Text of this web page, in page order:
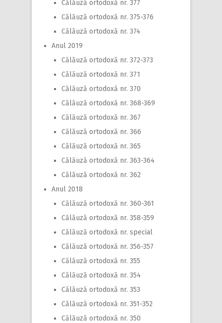
Călăuză ortodoxă nr. 377
Călăuză ortodoxă nr. 375-376
Călăuză ortodoxă nr. 374
Anul 2019
Călăuză ortodoxă nr. 372-373
Călăuză ortodoxă nr. 371
Călăuză ortodoxă nr. 370
Călăuză ortodoxă nr. 368-369
Călăuză ortodoxă nr. 367
Călăuză ortodoxă nr. 366
Călăuză ortodoxă nr. 365
Călăuză ortodoxă nr. 363-364
Călăuză ortodoxă nr. 362
Anul 2018
Călăuză ortodoxă nr. 360-361
Călăuză ortodoxă nr. 358-359
Călăuză ortodoxă nr. special
Călăuză ortodoxă nr. 356-357
Călăuză ortodoxă nr. 355
Călăuză ortodoxă nr. 354
Călăuză ortodoxă nr. 353
Călăuză ortodoxă nr. 351-352
Călăuză ortodoxă nr. 350